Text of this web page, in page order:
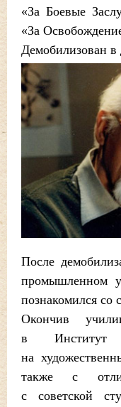
«За Боевые
«За
Демобилизован в
После
промышленном
познакомился
Окончив
в Институт
на
также с
с советской